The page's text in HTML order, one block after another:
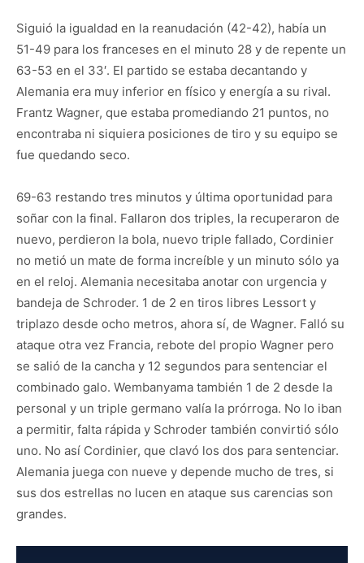
Siguió la igualdad en la reanudación (42-42), había un
51-49 para los franceses en el minuto 28 y de repente un
63-53 en el 33′. El partido se estaba decantando y
Alemania era muy inferior en físico y energía a su rival.
Frantz Wagner, que estaba promediando 21 puntos, no
encontraba ni siquiera posiciones de tiro y su equipo se
fue quedando seco.
69-63 restando tres minutos y última oportunidad para
soñar con la final. Fallaron dos triples, la recuperaron de
nuevo, perdieron la bola, nuevo triple fallado, Cordinier
no metió un mate de forma increíble y un minuto sólo ya
en el reloj. Alemania necesitaba anotar con urgencia y
bandeja de Schroder. 1 de 2 en tiros libres Lessort y
triplazo desde ocho metros, ahora sí, de Wagner. Falló su
ataque otra vez Francia, rebote del propio Wagner pero
se salió de la cancha y 12 segundos para sentenciar el
combinado galo. Wembanyama también 1 de 2 desde la
personal y un triple germano valía la prórroga. No lo iban
a permitir, falta rápida y Schroder también convirtió sólo
uno. No así Cordinier, que clavó los dos para sentenciar.
Alemania juega con nueve y depende mucho de tres, si
sus dos estrellas no lucen en ataque sus carencias son
grandes.